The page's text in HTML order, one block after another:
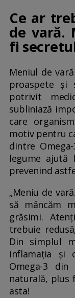
Ce ar
de vară.
fi
Meniul de
proaspete și
potrivit
subliniază
care
motiv pentru
dintre
legume ajută
prevenind
„Meniu de
să mâncăm
grăsimi.
trebuie
Din simplul
inflamația și
Omega-3
naturală, plus
asta!